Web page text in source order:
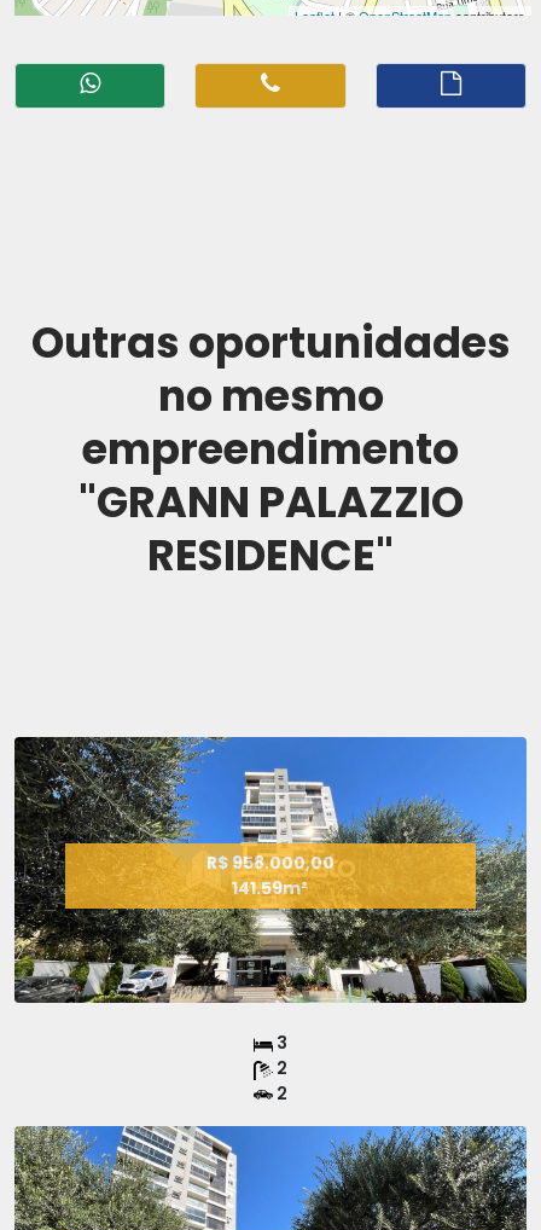
Outras oportunidades
no mesmo
empreendimento
"GRANN PALAZZIO
RESIDENCE"
R$ 958.000,00
141.59m²
3
2
2